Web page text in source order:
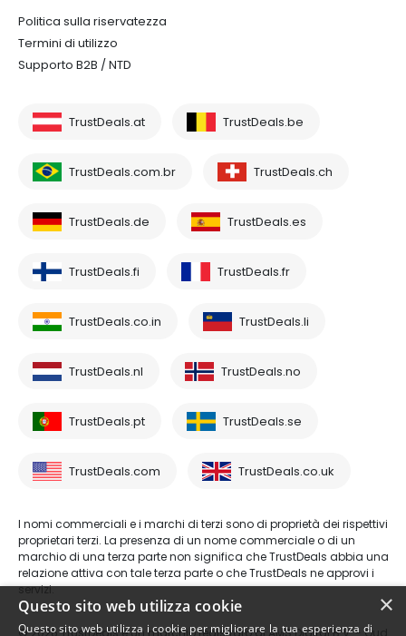
Politica sulla riservatezza
Termini di utilizzo
Supporto B2B / NTD
TrustDeals.at TrustDeals.be
TrustDeals.com.br TrustDeals.ch
TrustDeals.de TrustDeals.es
TrustDeals.fi TrustDeals.fr
TrustDeals.co.in TrustDeals.li
TrustDeals.nl TrustDeals.no
TrustDeals.pt TrustDeals.se
TrustDeals.com TrustDeals.co.uk
I nomi commerciali e i marchi di terzi sono di proprietà dei rispettivi
proprietari terzi. La presenza di un nome commerciale o di un
marchio di una terza parte non significa che TrustDeals abbia una
relazione attiva con tale terza parte o che TrustDeals ne approvi i
servizi.
© 2026 TrustDeals è un marchio registrato di AMS Digital B.V. - Oud
×
Questo sito web utilizza cookie
Questo sito web utilizza i cookie per migliorare la tua esperienza di